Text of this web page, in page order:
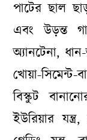
পাটের ছাল
এবং উড়ন্ত
অ্যানটেনা,
খোয়া-সিমেন্ট-
বিস্কুট
ইউরিয়ার